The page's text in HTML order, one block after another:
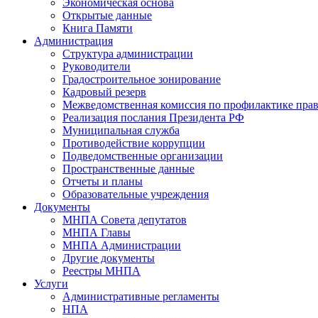
Экономическая основа
Открытые данные
Книга Памяти
Администрация
Структура администрации
Руководители
Градостроительное зонирование
Кадровый резерв
Межведомственная комиссия по профилактике
Реализация послания Президента РФ
Муниципальная служба
Противодействие коррупции
Подведомственные организации
Пространственные данные
Отчеты и планы
Образовательные учреждения
Документы
МНПА Совета депутатов
МНПА Главы
МНПА Администрации
Другие документы
Реестры МНПА
Услуги
Административные регламенты
НПА